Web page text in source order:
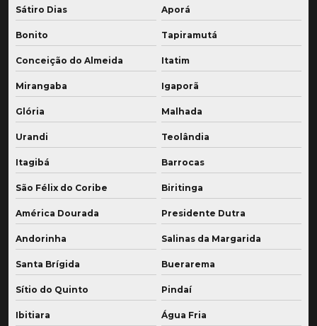
Sátiro Dias Aporá
Bonito Tapiramutá
Conceição do Almeida Itatim
Mirangaba Igaporã
Glória Malhada
Urandi Teolândia
Itagibá Barrocas
São Félix do Coribe Biritinga
América Dourada Presidente Dutra
Andorinha Salinas da Margarida
Santa Brígida Buerarema
Sítio do Quinto Pindaí
Ibitiara Água Fria